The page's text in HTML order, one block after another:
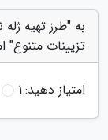
به "طرز تهیه
تزیینات متنوع"
امتیاز دهید:1